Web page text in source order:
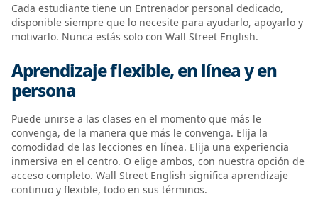
Cada estudiante tiene un Entrenador personal dedicado,
disponible siempre que lo necesite para ayudarlo, apoyarlo y
motivarlo. Nunca estás solo con Wall Street English.
Aprendizaje flexible, en línea y en
persona
Puede unirse a las clases en el momento que más le
convenga, de la manera que más le convenga. Elija la
comodidad de las lecciones en línea. Elija una experiencia
inmersiva en el centro. O elige ambos, con nuestra opción de
acceso completo. Wall Street English significa aprendizaje
continuo y flexible, todo en sus términos.